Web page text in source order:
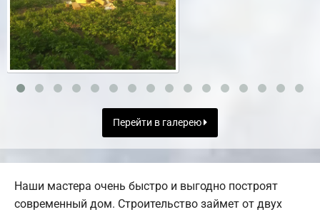
Перейти в галерею
Наши мастера очень быстро и выгодно построят
современный дом. Строительство займет от двух